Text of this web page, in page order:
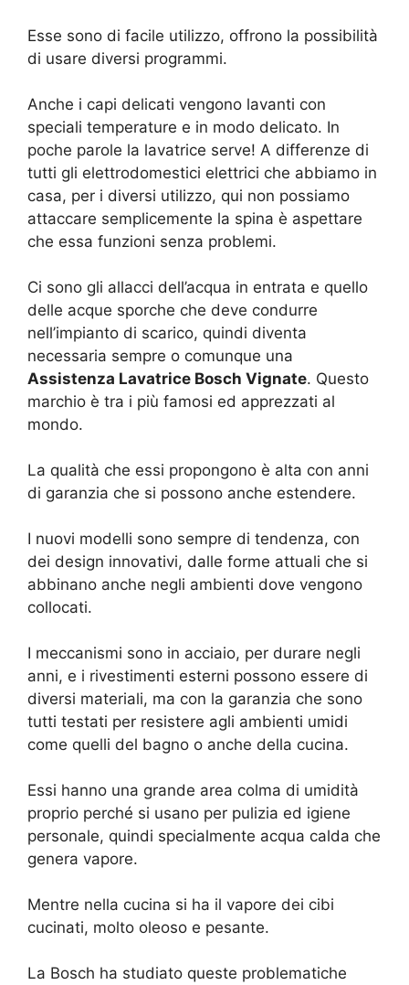
Esse sono di facile utilizzo, offrono la possibilità
di usare diversi programmi.
Anche i capi delicati vengono lavanti con
speciali temperature e in modo delicato. In
poche parole la lavatrice serve! A differenze di
tutti gli elettrodomestici elettrici che abbiamo in
casa, per i diversi utilizzo, qui non possiamo
attaccare semplicemente la spina è aspettare
che essa funzioni senza problemi.
Ci sono gli allacci dell’acqua in entrata e quello
delle acque sporche che deve condurre
nell’impianto di scarico, quindi diventa
necessaria sempre o comunque una
Assistenza Lavatrice Bosch Vignate. Questo
marchio è tra i più famosi ed apprezzati al
mondo.
La qualità che essi propongono è alta con anni
di garanzia che si possono anche estendere.
I nuovi modelli sono sempre di tendenza, con
dei design innovativi, dalle forme attuali che si
abbinano anche negli ambienti dove vengono
collocati.
I meccanismi sono in acciaio, per durare negli
anni, e i rivestimenti esterni possono essere di
diversi materiali, ma con la garanzia che sono
tutti testati per resistere agli ambienti umidi
come quelli del bagno o anche della cucina.
Essi hanno una grande area colma di umidità
proprio perché si usano per pulizia ed igiene
personale, quindi specialmente acqua calda che
genera vapore.
Mentre nella cucina si ha il vapore dei cibi
cucinati, molto oleoso e pesante.
La Bosch ha studiato queste problematiche